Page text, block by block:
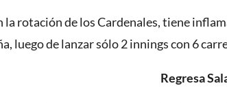
la rotación de los Cardenales, tiene
luego de lanzar sólo 2 innings con 6
Regresa